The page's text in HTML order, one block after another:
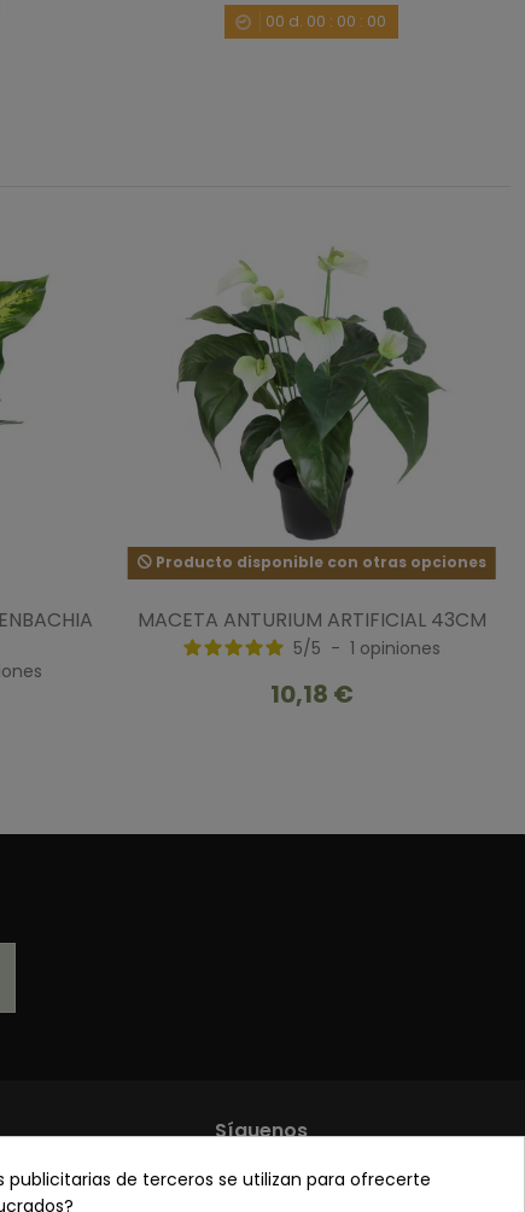
00 d. 00 : 00 : 00
Producto disponible con otras opciones
MACETA ANTURIUM ARTIFICIAL 43CM
5/5 - 1 opiniones
10,18 €
Síguenos
publicitarias de terceros se utilizan para ofrecerte